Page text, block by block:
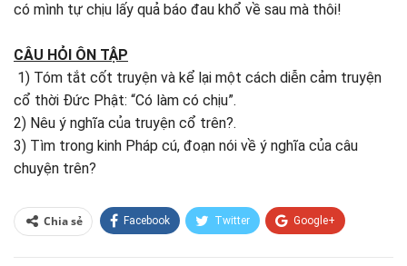
có mình tự chịu lấy quả báo đau khổ về sau mà thôi!
CÂU HỎI ÔN TẬP
1) Tóm tắt cốt truyện và kể lại một cách diễn cảm truyện
cổ thời Đức Phật: “Có làm có chịu”.
2) Nêu ý nghĩa của truyện cổ trên?.
3) Tìm trong kinh Pháp cú, đoạn nói về ý nghĩa của câu
chuyện trên?
Chia sẻ Facebook Twitter Google+